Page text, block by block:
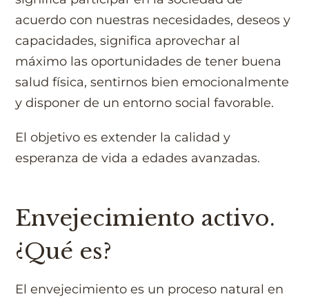
acuerdo con nuestras necesidades, deseos y
capacidades, significa aprovechar al
máximo las oportunidades de tener buena
salud física, sentirnos bien emocionalmente
y disponer de un entorno social favorable.
El objetivo es extender la calidad y
esperanza de vida a edades avanzadas.
Envejecimiento activo.
¿Qué es?
El envejecimiento es un proceso natural en